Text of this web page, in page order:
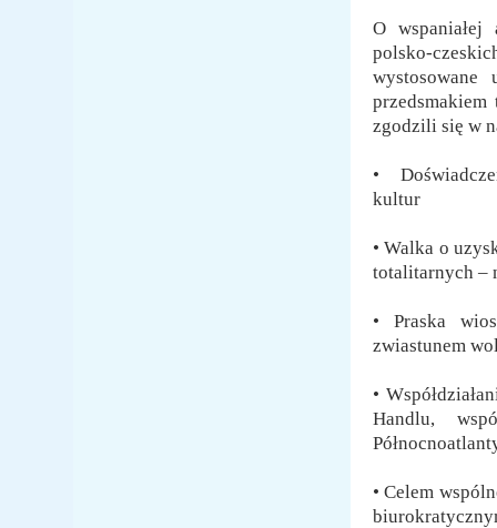
O
polsko-
zgodzili się w
•
kultur
• Walka o
totalitarnych –
• Praska
zwiastunem
•
Handlu,
• Celem